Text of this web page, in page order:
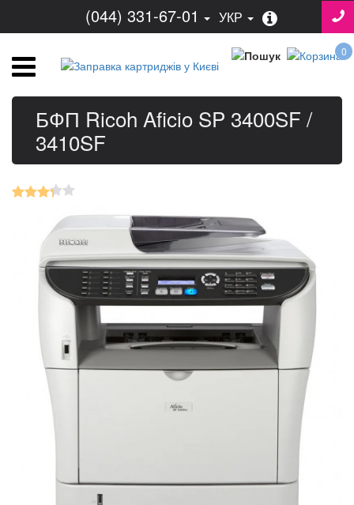
(044) 331-67-01 УКР
0
БФП Ricoh Aficio SP 3400SF /
3410SF